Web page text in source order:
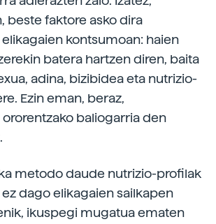
beste faktore asko dira
kontsumoan: haien
batera hartzen diren, baita
adina, bizibidea eta nutrizio-
Ezin eman, beraz,
baliogarria den
metodo daude nutrizio-profilak
dago elikagaien sailkapen
ikuspegi mugatua ematen